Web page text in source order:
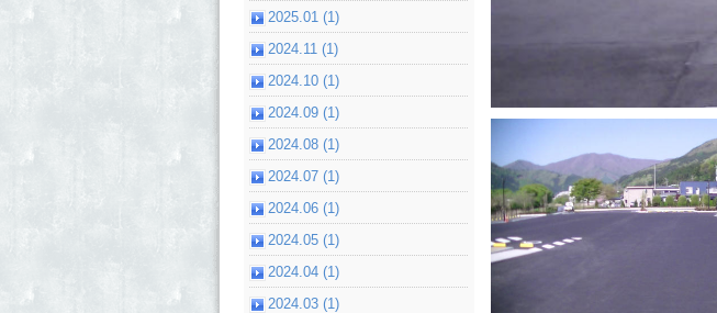
2025.01 (1)
2024.11 (1)
2024.10 (1)
2024.09 (1)
2024.08 (1)
2024.07 (1)
2024.06 (1)
2024.05 (1)
2024.04 (1)
2024.03 (1)